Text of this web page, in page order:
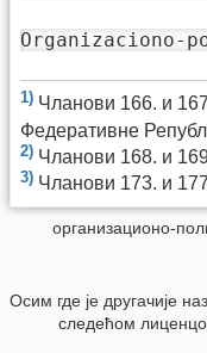
Organizaciono-
1) Чланови 166. и
Федеративне
2) Чланови 168. и
3) Чланови 173. и
организационо-
Осим где је другачије
следећом